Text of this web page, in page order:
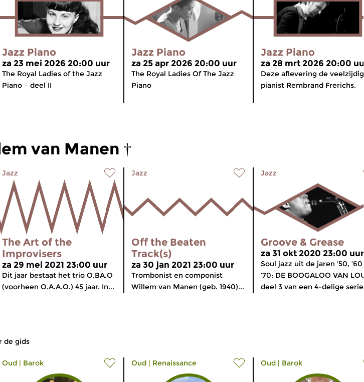
Jazz Piano
za 23 mei 2026 20:00 uur
The Royal Ladies of the Jazz
Piano – deel II
Jazz Piano
za 25 apr 2026 20:00 uur
The Royal Ladies Of The Jazz
Piano
Jazz Piano
za 28 mrt 2026 20:00
Deze aflevering de
pianist Rembrand Frerichs.
van Manen †
Jazz
The Art of the
Improvisers
za 29 mei 2021 23:00 uur
Dit jaar bestaat het trio O.BA.O
(voorheen O.A.A.O.) 45 jaar. In...
Jazz
Off the Beaten
Track(s)
za 30 jan 2021 23:00 uur
Trombonist en componist
Willem van Manen (geb. 1940)...
Jazz
Groove & Grease
za 31 okt 2020 23:00 uur
Soul jazz uit de jaren ’50,
’70: DE BOOGALOO VAN
deel 3 van een 4-delige
de gids
Oud | Barok Oud | Renaissance Oud | Barok